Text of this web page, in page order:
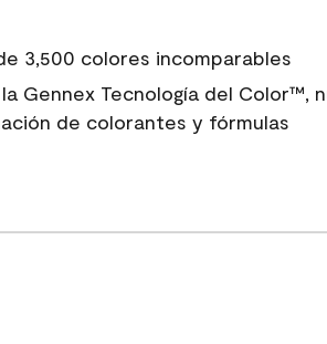
3,500 colores incomparables
Gennex Tecnología del Color™,
de colorantes y fórmulas